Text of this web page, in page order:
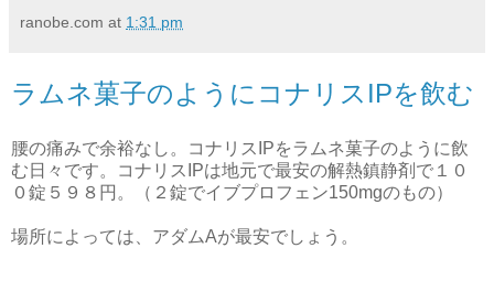
ranobe.com at 1:31 pm
ラムネ菓子のようにコナリスIPを飲む
腰の痛みで余裕なし。コナリスIPをラムネ菓子のように飲
む日々です。コナリスIPは地元で最安の解熱鎮静剤で１０
０錠５９８円。（２錠でイブプロフェン150mgのもの）
場所によっては、アダムAが最安でしょう。